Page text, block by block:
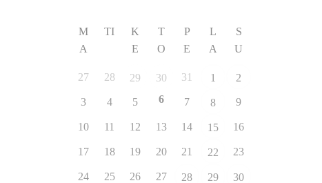
M
A
TI
K
E
T
O
P
E
L
A
S
U
27 28 29 30 31 1 2
3 4 5 6 7 8 9
10 11 12 13 14 15 16
17 18 19 20 21 22 23
24 25 26 27 28 29 30